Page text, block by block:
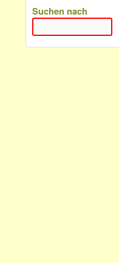
Suchen nach